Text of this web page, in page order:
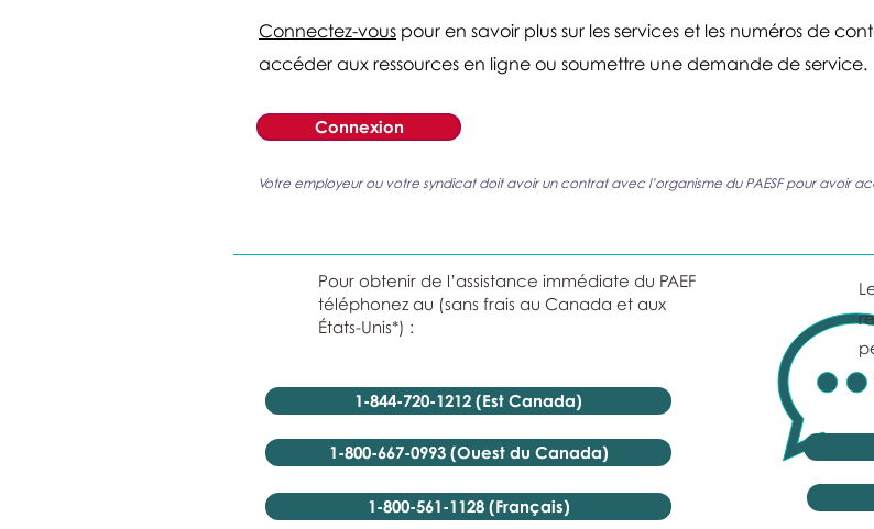
Connectez-vous pour en savoir plus sur les services et les numéros de
accéder aux ressources en ligne ou soumettre une demande de service.
Connexion
Votre employeur ou votre syndicat doit avoir un contrat avec l’organisme du PAESF pour avoir
Pour obtenir de l’assistance immédiate du PAEF
téléphonez au (sans frais au Canada et aux
États-Unis*) :
1-844-720-1212 (Est Canada)
1-800-667-0993 (Ouest du Canada)
1-800-561-1128 (Français)